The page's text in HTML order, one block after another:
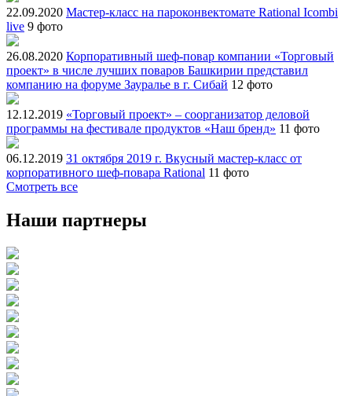
22.09.2020 Мастер-класс на пароконвектомате Rational Icombi
live 9 фото
26.08.2020 Корпоративный шеф-повар компании «Торговый
проект» в числе лучших поваров Башкирии представил
компанию на форуме Зауралье в г. Сибай 12 фото
12.12.2019 «Торговый проект» – соорганизатор деловой
программы на фестивале продуктов «Наш бренд» 11 фото
06.12.2019 31 октября 2019 г. Вкусный мастер-класс от
корпоративного шеф-повара Rational 11 фото
Смотреть все
Наши партнеры